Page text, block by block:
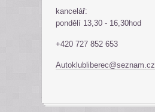
kancelář:
pondělí 13,30 - 16,30hod
+420 727 852 653
Autoklubliberec@seznam.cz